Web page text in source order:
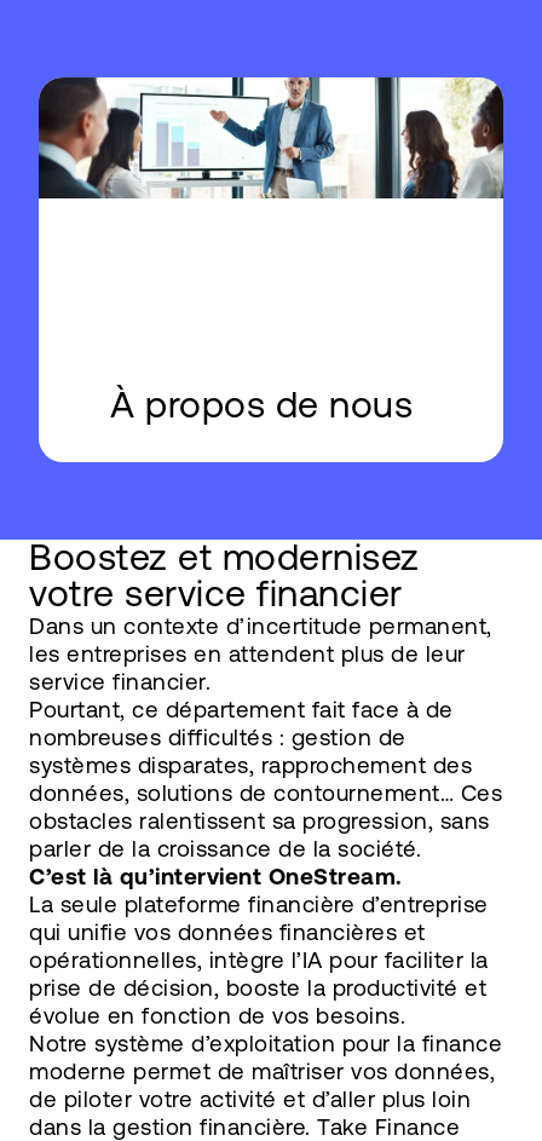
À propos de nous
Boostez et modernisez
votre service financier
Dans un contexte d’incertitude permanent,
les entreprises en attendent plus de leur
service financier.
Pourtant, ce département fait face à de
nombreuses difficultés : gestion de
systèmes disparates, rapprochement des
données, solutions de contournement… Ces
obstacles ralentissent sa progression, sans
parler de la croissance de la société.
C’est là qu’intervient OneStream.
La seule plateforme financière d’entreprise
qui unifie vos données financières et
opérationnelles, intègre l’IA pour faciliter la
prise de décision, booste la productivité et
évolue en fonction de vos besoins.
Notre système d’exploitation pour la finance
moderne permet de maîtriser vos données,
de piloter votre activité et d’aller plus loin
dans la gestion financière. Take Finance